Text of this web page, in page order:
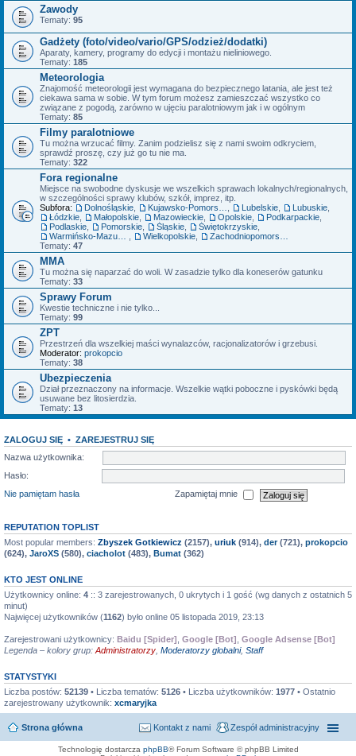
Zawody
Tematy: 95
Gadżety (foto/video/vario/GPS/odzież/dodatki)
Aparaty, kamery, programy do edycji i montażu nieliniowego.
Tematy: 185
Meteorologia
Znajomość meteorologii jest wymagana do bezpiecznego latania, ale jest też
ciekawa sama w sobie. W tym forum możesz zamieszczać wszystko co
związane z pogodą, zarówno w ujęciu paralotniowym jak i w ogólnym
Tematy: 85
Filmy paralotniowe
Tu można wrzucać filmy. Zanim podzielisz się z nami swoim odkryciem,
sprawdź proszę, czy już go tu nie ma.
Tematy: 322
Fora regionalne
Miejsce na swobodne dyskusje we wszelkich sprawach lokalnych/regionalnych,
w szczególności sprawy klubów, szkół, imprez, itp.
Subfora:
Dolnośląskie Lubelskie Lubuskie
Łódzkie
Małopolskie Mazowieckie Opolskie Podkarpackie
Podlaskie
Pomorskie Śląskie Świętokrzyskie
Wielkopolskie
Tematy: 47
MMA
Tu można się naparzać do woli. W zasadzie tylko dla koneserów gatunku
Tematy: 33
Sprawy Forum
Kwestie techniczne i nie tylko...
Tematy: 99
ZPT
Przestrzeń dla wszelkiej maści wynalazców, racjonalizatorów i grzebusi.
Moderator: prokopcio
Tematy: 38
Ubezpieczenia
Dział przeznaczony na informacje. Wszelkie wątki poboczne i pyskówki będą
usuwane bez litosierdzia.
Tematy: 13
ZALOGUJ SIĘ • ZAREJESTRUJ SIĘ
Nazwa użytkownika:
Hasło:
Nie pamiętam hasła
Zapamiętaj mnie
REPUTATION TOPLIST
Most popular members: Zbyszek Gotkiewicz (2157), uriuk (914), der(721), prokopcio
(624), JaroXS (580), ciacholot (483), Bumat (362)
KTO JEST ONLINE
Użytkownicy online: 4 :: 3 zarejestrowanych, 0 ukrytych i 1 gość (wg danych z ostatnich 5
minut)
Najwięcej użytkowników (1162) było online 05 listopada 2019, 23:13
Zarejestrowani użytkownicy: Baidu [Spider] Google [Bot] Google Adsense [Bot]
Legenda – kolory grup: Administratorzy Moderatorzy globalni, Staff
STATYSTYKI
Liczba postów: 52139 • Liczba tematów: 5126 • Liczba użytkowników: 1977 • Ostatnio
zarejestrowany użytkownik: xcmaryjka
Strona główna Zespół administracyjny
Kontakt z nami
Technologię dostarcza phpBB® Forum Software © phpBB Limited